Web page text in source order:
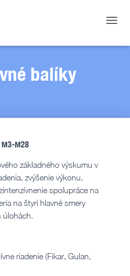
balíky
M3-M28
základného výskumu v
zvýšenie výkonu,
spolupráce na
na štyri hlavné smery
úlohách.
riadenie (Fikar, Gulan,